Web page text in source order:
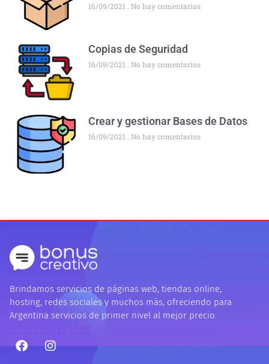
16/09/2021 No hay comentarios
Copias de Seguridad
16/09/2021 No hay comentarios
Crear y gestionar Bases de Datos
16/09/2021 No hay comentarios
Brindamos servicios de páginas web, tiendas online,
hosting, redes sociales y muchos más, ofreciendo para
Argentina servicios de primer nivel al mejor precio.
F
a
I
n